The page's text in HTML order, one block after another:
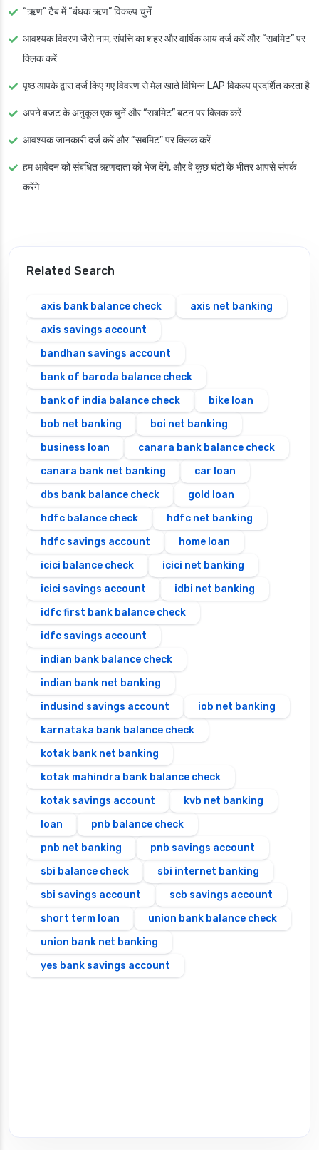
“ऋण” टैब में “बंधक ऋण” विकल्प चुनें
आवश्यक विवरण जैसे नाम, संपत्ति का शहर और वार्षिक आय दर्ज करें और “सबमिट” पर
क्लिक करें
पृष्ठ आपके द्वारा दर्ज किए गए विवरण से मेल खाते विभिन्न LAP विकल्प प्रदर्शित करता है
अपने बजट के अनुकूल एक चुनें और “सबमिट” बटन पर क्लिक करें
आवश्यक जानकारी दर्ज करें और “सबमिट” पर क्लिक करें
हम आवेदन को संबंधित ऋणदाता को भेज देंगे, और वे कुछ घंटों के भीतर आपसे संपर्क
करेंगे
Related Search
axis bank balance check
axis net banking
axis savings account
bandhan savings account
bank of baroda balance check
bank of india balance check
bike loan
bob net banking
boi net banking
business loan
canara bank balance check
canara bank net banking
car loan
dbs bank balance check
gold loan
hdfc balance check
hdfc net banking
hdfc savings account
home loan
icici balance check
icici net banking
icici savings account
idbi net banking
idfc first bank balance check
idfc savings account
indian bank balance check
indian bank net banking
indusind savings account
iob net banking
karnataka bank balance check
kotak bank net banking
kotak mahindra bank balance check
kotak savings account
kvb net banking
loan
pnb balance check
pnb net banking
pnb savings account
sbi balance check
sbi internet banking
sbi savings account
scb savings account
short term loan
union bank balance check
union bank net banking
yes bank savings account